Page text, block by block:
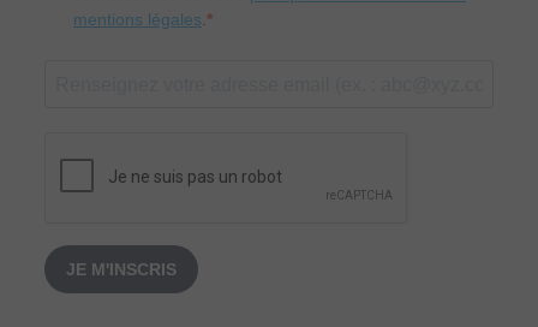
mentions légales.
JE M'INSCRIS